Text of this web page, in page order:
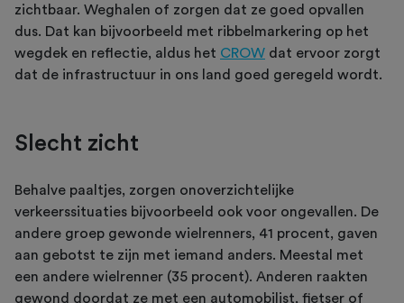
zichtbaar. Weghalen of zorgen dat ze goed opvallen
dus. Dat kan bijvoorbeeld met ribbelmarkering op het
wegdek en reflectie, aldus het CROW dat ervoor zorgt
dat de infrastructuur in ons land goed geregeld wordt.
Slecht zicht
Behalve paaltjes, zorgen onoverzichtelijke
verkeerssituaties bijvoorbeeld ook voor ongevallen. De
andere groep gewonde wielrenners, 41 procent, gaven
aan gebotst te zijn met iemand anders. Meestal met
een andere wielrenner (35 procent). Anderen raakten
gewond doordat ze met een automobilist, fietser of